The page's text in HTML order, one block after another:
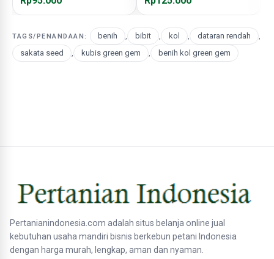
TAGS/PENANDAAN: benih , bibit , kol , dataran rendah
,
sakata seed
, kubis green gem , benih kol green gem
Pertanianindonesia.com adalah situs belanja online jual
kebutuhan usaha mandiri bisnis berkebun petani Indonesia
dengan harga murah, lengkap, aman dan nyaman.